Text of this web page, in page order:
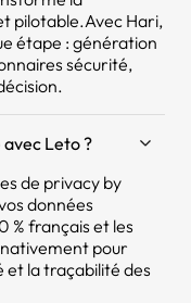
pilotable.Avec Hari,
étape : génération
sécurité,
Leto ?
de privacy by
données
% français et les
pour
la traçabilité des